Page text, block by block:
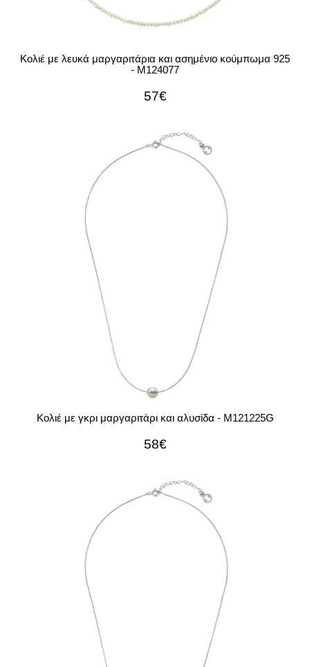
Κολιέ με λευκά μαργαριτάρια και ασημένιο κούμπωμα 925
- M124077
57€
Κολιέ με γκρι μαργαριτάρι και αλυσίδα - M121225G
58€